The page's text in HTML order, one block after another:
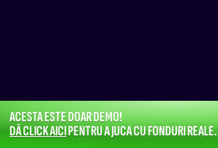
ACESTA ESTE DOAR DEMO!
DĂ CLICK AICIPENTRU A JUCA CU FONDURI REALE.